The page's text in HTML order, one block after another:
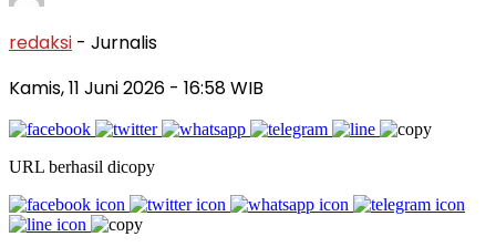
redaksi - Jurnalis
Kamis, 11 Juni 2026 - 16:58 WIB
URL berhasil dicopy